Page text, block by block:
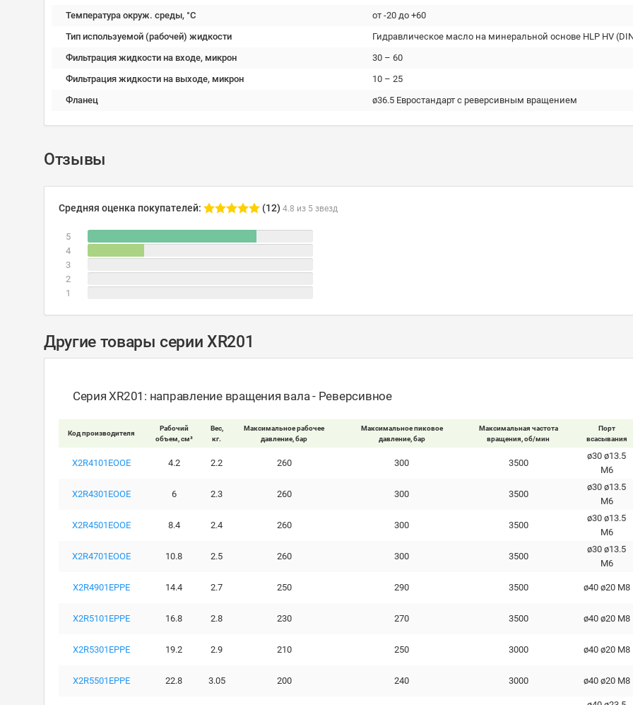
Температура окруж. среды, °C
от -20 до +60
Тип используемой (рабочей) жидкости
Гидравлическое масло на минеральной основе HLP HV
Фильтрация жидкости на входе, микрон
30 – 60
Фильтрация жидкости на выходе, микрон
10 – 25
Фланец
ø36.5 Евростандарт с реверсивным вращением
Отзывы
Средняя оценка покупателей: (12) 4.8 из 5 звезд
5
4
3
2
1
Другие товары серии XR201
Серия XR201: направление вращения вала - Реверсивное
Код производителя
Рабочий
объем, см³
Вес,
кг.
Максимальное рабочее
давление, бар
Максимальное пиковое
давление, бар
Максимальная частота
вращения, об/мин
Порт
всасывания
X2R4101EOOE 4.2 2.2 260 300 3500
ø30 ø13.5
М6
X2R4301EOOE 6 2.3 260 300 3500
ø30 ø13.5
М6
X2R4501EOOE 8.4 2.4 260 300 3500
ø30 ø13.5
М6
X2R4701EOOE 10.8 2.5 260 300 3500
ø30 ø13.5
М6
X2R4901EPPE 14.4 2.7 250 290 3500 ø40 ø20 М8
X2R5101EPPE 16.8 2.8 230 270 3500 ø40 ø20 М8
X2R5301EPPE 19.2 2.9 210 250 3000 ø40 ø20 М8
X2R5501EPPE 22.8 3.05 200 240 3000 ø40 ø20 М8